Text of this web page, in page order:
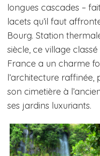
longues cascades –
lacets qu’il faut
Bourg. Station
siècle, ce village
France a un charme
l’architecture raffinée,
son cimetière à
ses jardins luxuriants.